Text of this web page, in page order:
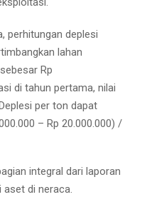
perhitungan deplesi
lahan
Rp
di tahun pertama, nilai
per ton dapat
– Rp 20.000.000) /
integral dari laporan
aset di neraca.